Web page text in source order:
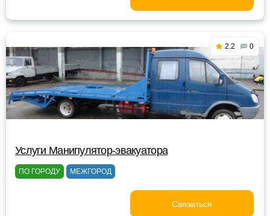
2.2 0
Услуги Манипулятор-эвакуатора
ПО ГОРОДУ МЕЖГОРОД
Связаться